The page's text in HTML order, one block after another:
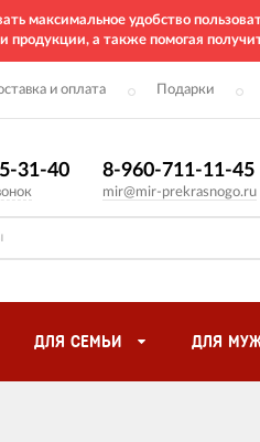
максимальное удобство
продукции, а также помогая
и оплата Подарки
31-40 8-960-711-11-45
mir@mir-prekrasnogo.ru
ДЛЯ СЕМЬИ ДЛЯ